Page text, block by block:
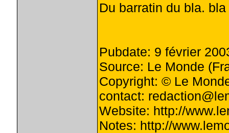
Du barratin du bla. bla
Pubdate: 9 février
Source: Le Monde
Copyright: © Le
contact:
Website: http://
Notes: http://